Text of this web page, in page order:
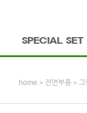
home > 전면부품 > 그